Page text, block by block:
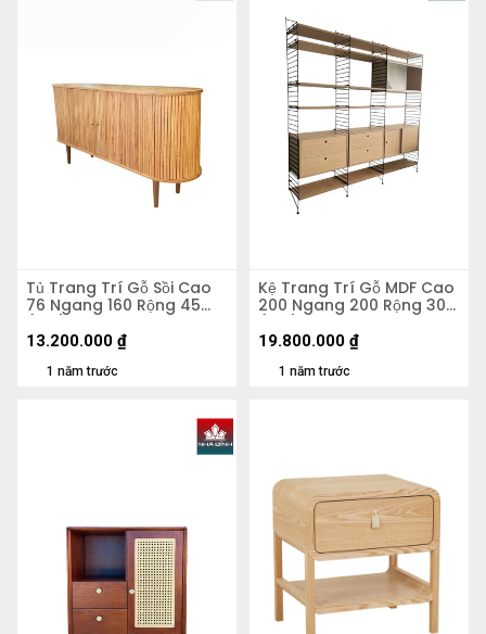
Tủ Trang Trí Gỗ Sồi Cao
76 Ngang 160 Rộng 45
(cm)
1 năm trước
13.200.000 ₫
Kệ Trang Trí Gỗ MDF Cao
200 Ngang 200 Rộng 30
(cm)
1 năm trước
19.800.000 ₫